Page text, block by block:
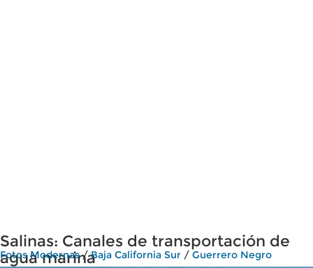
Salinas: Canales de transportación de
agua marina
Fotos Modernas/Baja California Sur / Guerrero Negro